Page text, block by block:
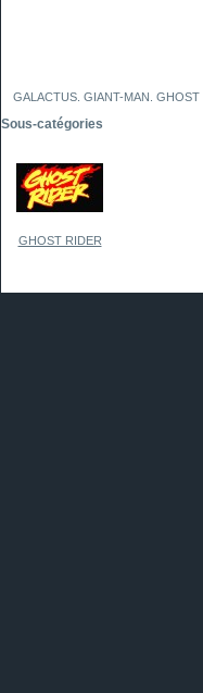
GALACTUS. GIANT-MAN.
Sous-catégories
GHOST RIDER